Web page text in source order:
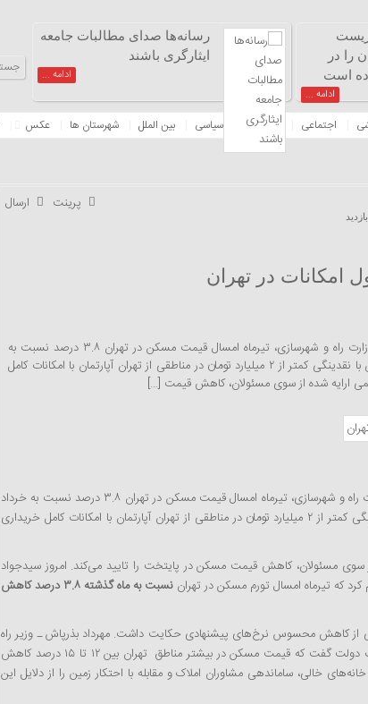
را در
است
ادامه ...
رسانه‌ها صدای مطالبات جامعه
ایثارگری باشند
ادامه ...
اجتماعی اقتصادی سیاسی بین الملل شهرستان ها عکس
ارسال پرینت
امکانات در تهران
در شرایطی که بنا به گفته‌ مسئولان وزارت راه و شهرسازی، تیرماه امسال قیمت مسکن در تهران ۳.۸ درصد نسبت به
خرداد کاهش یافته، هم‌اکنون می‌توان با نقدینگی کمتر از ۲ میلیارد تومان در مناطقی از تهران آپارتمان با امکانات کامل
ارایه شده از سوی مسئولان، کاهش قیمت […]
در شرایطی که بنا به گفته‌ مسئولان وزارت راه و شهرسازی، تیرماه امسال قیمت مسکن در تهران ۳.۸ درصد نسبت به خرداد
کاهش یافته، هم‌اکنون می‌توان با نقدینگی کمتر از ۲ میلیارد تومان در مناطقی از تهران آپارتمان با امکانات کامل خریداری
سوی مسئولان، کاهش قیمت مسکن در پایتخت را تایید می‌کند. امروز سیدجواد
کرد که تیرماه امسال تورم مسکن در تهران
نسبت به ماه گذشته ۳.۸ درصد کاهش
از کاهش محسوس نرخ‌های پیشنهادی حکایت داشت. مهرداد بذرپاش ـ وزیر راه
و شهرسازی امروز در حاشیه جلسه هیات دولت گفت که قیمت مسکن در بیشتر مناطق تهران بین ۱۲ تا ۱۵ درصد کاهش
خالی، ساماندهی مشاوران املاک و مقابله با احتکار زمین را از دلایل این